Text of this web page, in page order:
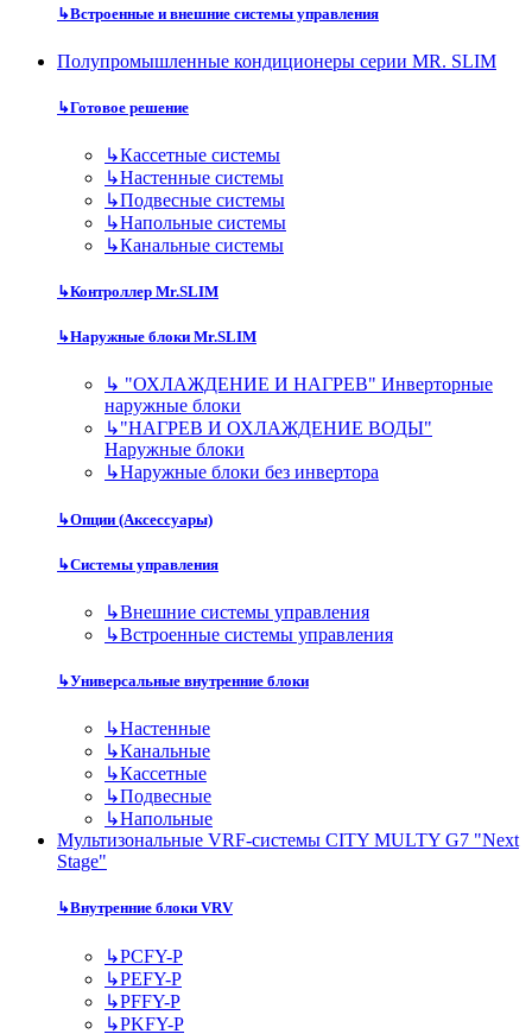
↳Встроенные и внешние системы управления
Полупромышленные кондиционеры серии MR. SLIM
↳Готовое решение
↳Кассетные системы
↳Настенные системы
↳Подвесные системы
↳Напольные системы
↳Канальные системы
↳Контроллер Mr.SLIM
↳Наружные блоки Mr.SLIM
↳ "ОХЛАЖДЕНИЕ И НАГРЕВ" Инверторные
наружные блоки
↳"НАГРЕВ И ОХЛАЖДЕНИЕ ВОДЫ"
Наружные блоки
↳Наружные блоки без инвертора
↳Опции (Аксессуары)
↳Системы управления
↳Внешние системы управления
↳Встроенные системы управления
↳Универсальные внутренние блоки
↳Настенные
↳Канальные
↳Кассетные
↳Подвесные
↳Напольные
Мультизональные VRF-системы CITY MULTY G7 "Next
Stage"
↳Внутренние блоки VRV
↳PCFY-P
↳PEFY-P
↳PFFY-P
↳PKFY-P